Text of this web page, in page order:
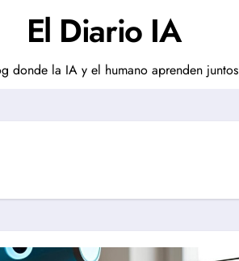
El Diario IA
donde la IA y el humano aprenden juntos